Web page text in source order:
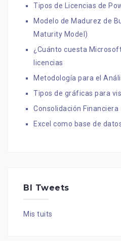
Tipos de Licencias de
Modelo de Madurez de
Maturity Model)
¿Cuánto cuesta
licencias
Metodología para el
Tipos de gráficas para
Consolidación Financiera
Excel como base de
BI Tweets
Mis tuits